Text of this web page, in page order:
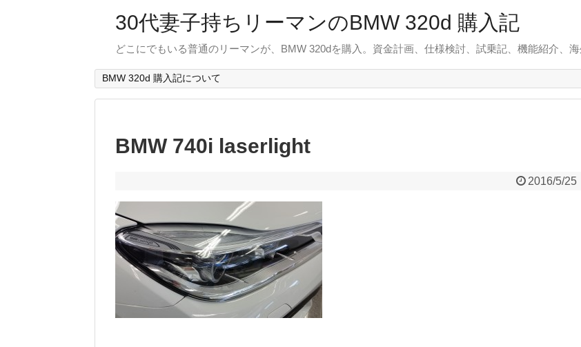
30代妻子持ちリーマンのBMW 320d 購入記
どこにでもいる普通のリーマンが、BMW 320dを購入。資金計画、仕様検討、試乗記、機能紹介、海
BMW 320d 購入記について
BMW 740i laserlight
2016/5/25